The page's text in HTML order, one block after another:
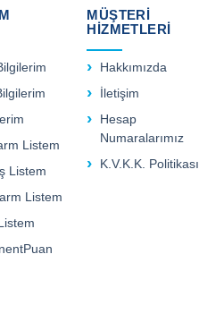
Listem
Listem
Listem
MÜŞTERİ
HİZMETLERİ
Hakkımızda
İletişim
Hesap
Numaralarımız
K.V.K.K. Politikası